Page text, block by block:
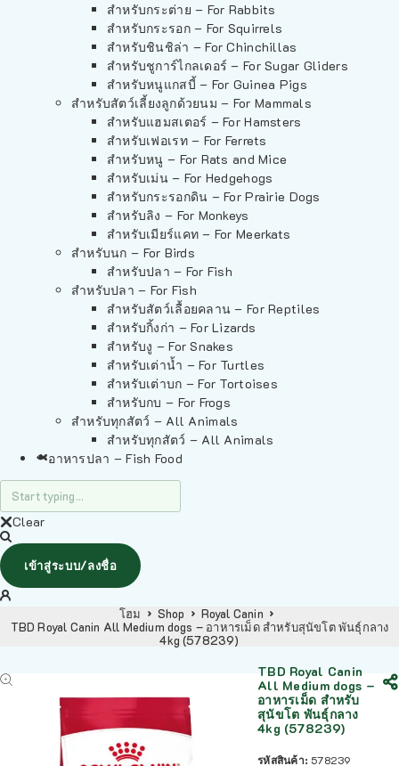
สำหรับกระต่าย – For Rabbits
สำหรับกระรอก – For Squirrels
สำหรับชินชิล่า – For Chinchillas
สำหรับชูการ์ไกลเดอร์ – For Sugar Gliders
สำหรับหนูแกสบี้ – For Guinea Pigs
สำหรับสัตว์เลี้ยงลูกด้วยนม – For Mammals
สำหรับแฮมสเตอร์ – For Hamsters
สำหรับเฟอเรท – For Ferrets
สำหรับหนู – For Rats and Mice
สำหรับเม่น – For Hedgehogs
สำหรับกระรอกดิน – For Prairie Dogs
สำหรับลิง – For Monkeys
สำหรับเมียร์แคท – For Meerkats
สำหรับนก – For Birds
สำหรับปลา – For Fish
สำหรับปลา – For Fish
สำหรับสัตว์เลื้อยคลาน – For Reptiles
สำหรับกิ้งก่า – For Lizards
สำหรับงู – For Snakes
สำหรับเต่าน้ำ – For Turtles
สำหรับเต่าบก – For Tortoises
สำหรับกบ – For Frogs
สำหรับทุกสัตว์ – All Animals
สำหรับทุกสัตว์ – All Animals
อาหารปลา – Fish Food
Clear
เข้าสู่ระบบ/ลงชื่อ
โฮม Shop
Royal Canin
TBD Royal Canin All Medium dogs – อาหารเม็ด สำหรับสุนัขโต พันธุ์กลาง
4kg (578239)
TBD Royal Canin
All Medium dogs –
อาหารเม็ด สำหรับ
สุนัขโต พันธุ์กลาง
4kg (578239)
รหัสสินค้า: 578239